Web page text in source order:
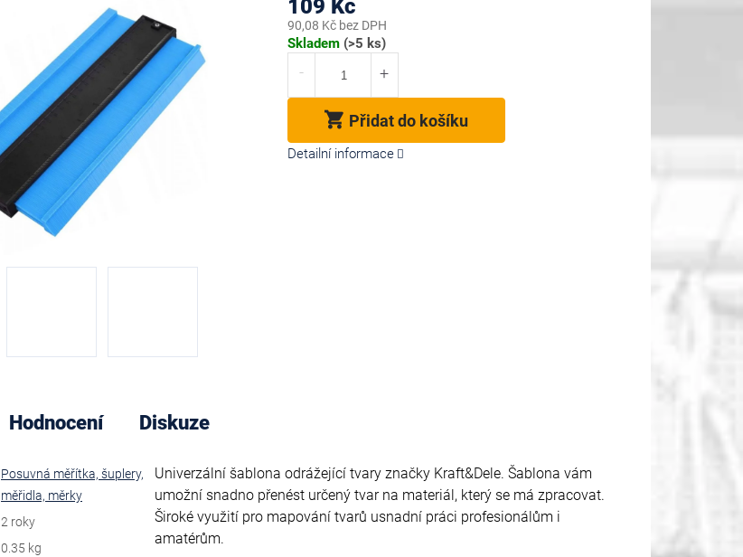
109 Kč
90,08 Kč bez DPH
Měrná
Skladem (>5 ks)
Přidat do košíku
Detailní informace
Hodnocení Diskuze
Univerzální šablona odrážející tvary značky Kraft&Dele. Šablona vám
umožní snadno přenést určený tvar na materiál, který se má zpracovat.
Široké využití pro mapování tvarů usnadní práci profesionálům i
amatérům.
Posuvná měřítka, šuplery,
měřidla, měrky
2 roky
0.35 kg